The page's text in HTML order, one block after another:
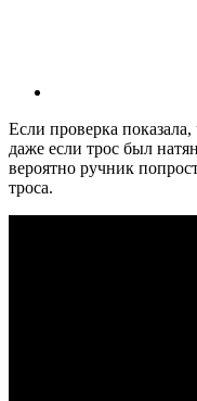
Если проверка
даже если трос был
вероятно ручник
троса.